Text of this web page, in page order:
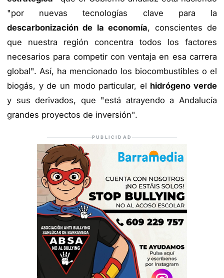
"por nuevas tecnologías clave para la
descarbonización de la economía, conscientes de
que nuestra región concentra todos los factores
necesarios para competir con ventaja en esa carrera
global". Así, ha mencionado los biocombustibles o el
biogás, y de un modo particular, el hidrógeno verde
y sus derivados, que "está atrayendo a Andalucía
grandes proyectos de inversión".
PUBLICIDAD